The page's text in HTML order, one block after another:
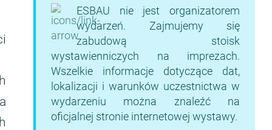
ESBAU nie jest organizatorem
wydarzeń. Zajmujemy się
zabudową stoisk
wystawienniczych na imprezach.
Wszelkie informacje dotyczące dat,
lokalizacji i warunków uczestnictwa w
wydarzeniu można znaleźć na
oficjalnej stronie internetowej wystawy.